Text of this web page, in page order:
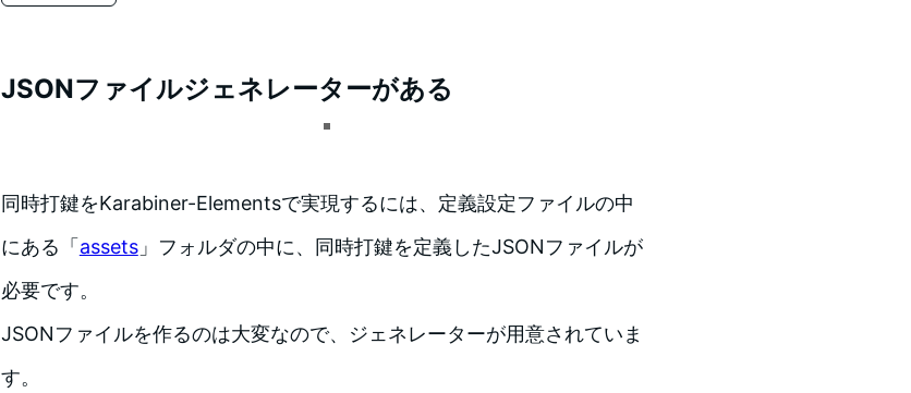
JSONファイルジェネレーターがある
同時打鍵をKarabiner-Elementsで実現するには、定義設定ファイルの中
にある「 assets」フォルダの中に、同時打鍵を定義したJSONファイルが
必要です。
JSONファイルを作るのは大変なので、ジェネレーターが用意されていま
す。